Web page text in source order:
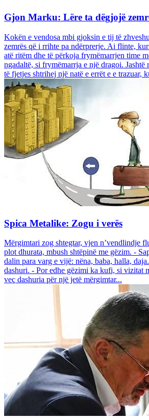
Gjon Marku: Lëre ta dëgjojë
Kokën e vendosa mbi gjoksin e tij të
zemrës që i rrihte pa ndërprerje. Ai flinte,
atë ritëm dhe të përkoja frymëmarrjen time
ngadaltë, si frymëmarrja e një dragoi. Jashtë
të fjetjes shtrihej një natë e errët e e trazuar,
Spica Metalike: Zogu i verës
Mërgimtari zog shtegtar, vjen n’vendlindje
plot dhurata, mbush shtëpinë me gëzim. -
dalin para varg e vijë: nëna, baba, halla,
dashuri. - Por edhe gëzimi ka kufi, si vizitat
veç dashuria për një jetë mërgimtar...